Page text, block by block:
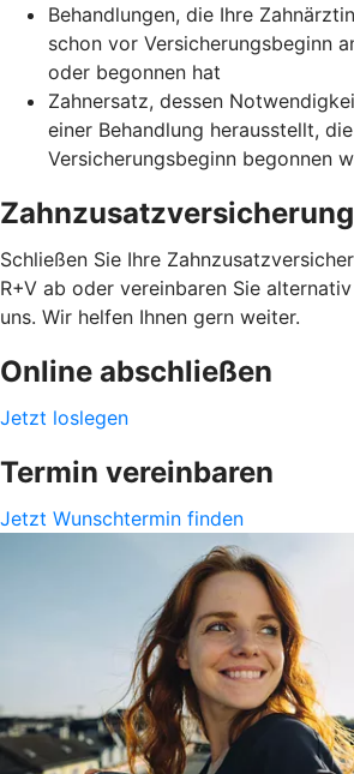
Behandlungen, die Ihre
schon vor Versicherungsbeginn
oder begonnen hat
Zahnersatz, dessen
einer Behandlung herausstellt,
Versicherungsbeginn begonnen
Schließen Sie Ihre
R+V ab oder vereinbaren Sie
uns. Wir helfen Ihnen gern weiter.
Online abschließen
Jetzt loslegen
Termin vereinbaren
Jetzt Wunschtermin finden